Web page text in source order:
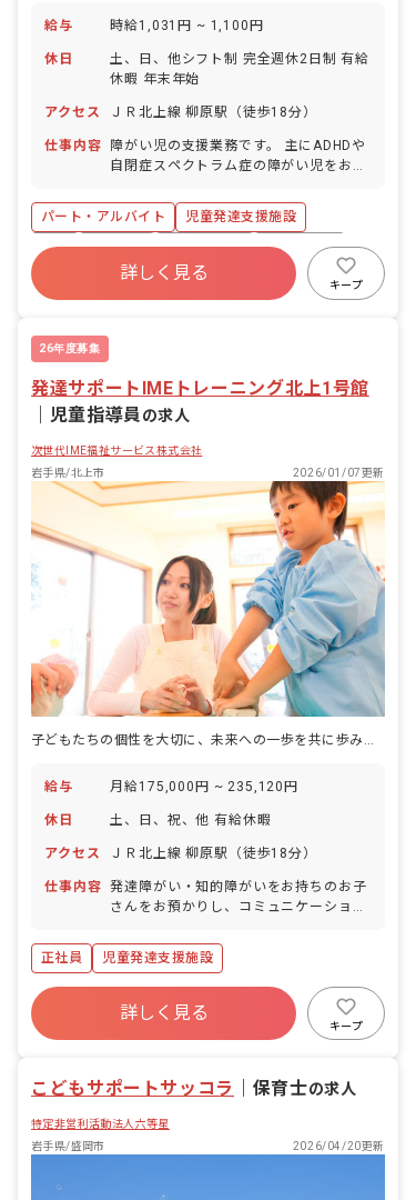
給与 時給1,031円 ~ 1,100円
休日
土、日、他シフト制 完全週休2日制 有給
休暇 年末年始
アクセス ＪＲ北上線 柳原駅（徒歩18分）
仕事内容
障がい児の支援業務です。 主にADHDや
自閉症スペクトラム症の障がい児をお預
り添い、子どもの興味や意欲を大切にし
た支援を行います。 ・利用者は未就学児
から高校生まで、定員は1日10名程度で
す。 安心して業務に取り組める環境で
す。 ・研修プログラムを導入しており、
支援方法を一から学ぶことができます。
動が好きな方、子どもと接することが好
きな方には、特にや...
パート・アルバイト
児童発達支援施設
有給
車通勤可 週2.3日~OK 交通費支給
詳しく見る
キープ
26年度募集
発達サポートIMEトレーニング北上1号館
児童指導員 の求人
次世代IME福祉サービス株式会社
岩手県/北上市
2026/01/07更新
子どもたちの個性を大切に、未来への一歩を共に歩みませんか？
給与 月給175,000円 ~ 235,120円
休日 土、日、祝、他 有給休暇
アクセス ＪＲ北上線 柳原駅（徒歩18分）
仕事内容 発達障がい・知的障がいをお持ちのお子
さんをお預かりし、コミュニケーション
題のお手伝い、一緒に遊んだりなど。 学
校と自宅への送迎もお願いする場合もあ
ります。
正社員 児童発達支援施設
詳しく見る
キープ
こどもサポートサッコラ 保育士の求人
特定非営利活動法人六等星
岩手県/盛岡市
2026/04/20更新